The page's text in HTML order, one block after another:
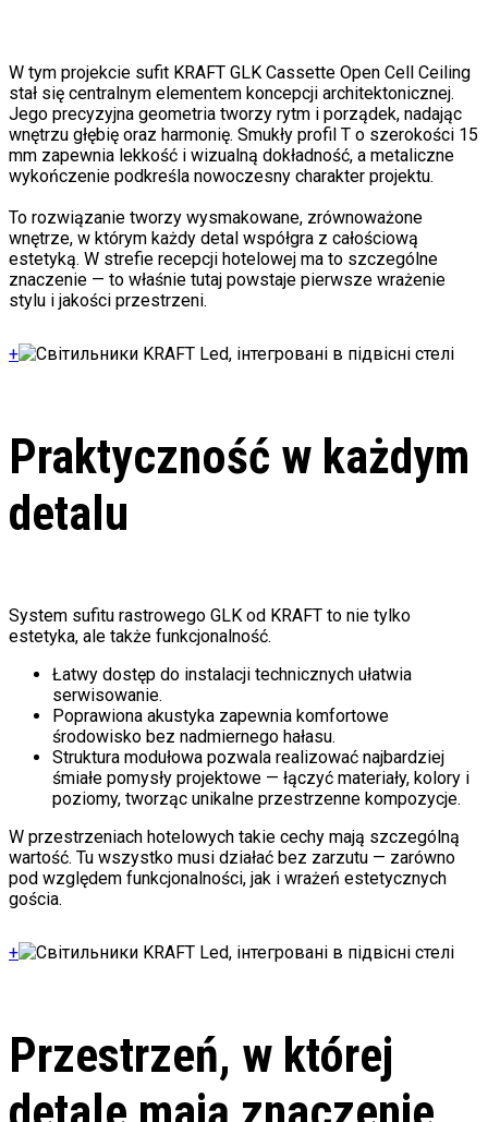
W tym projekcie sufit KRAFT GLK Cassette Open Cell Ceiling
stał się centralnym elementem koncepcji architektonicznej.
Jego precyzyjna geometria tworzy rytm i porządek, nadając
wnętrzu głębię oraz harmonię. Smukły profil T o szerokości 15
mm zapewnia lekkość i wizualną dokładność, a metaliczne
wykończenie podkreśla nowoczesny charakter projektu.
To rozwiązanie tworzy wysmakowane, zrównoważone
wnętrze, w którym każdy detal współgra z całościową
estetyką. W strefie recepcji hotelowej ma to szczególne
znaczenie — to właśnie tutaj powstaje pierwsze wrażenie
stylu i jakości przestrzeni.
+
Praktyczność w każdym
detalu
System sufitu rastrowego GLK od KRAFT to nie tylko
estetyka, ale także funkcjonalność.
Łatwy dostęp do instalacji technicznych ułatwia
serwisowanie.
Poprawiona akustyka zapewnia komfortowe
środowisko bez nadmiernego hałasu.
Struktura modułowa pozwala realizować najbardziej
śmiałe pomysły projektowe — łączyć materiały, kolory i
poziomy, tworząc unikalne przestrzenne kompozycje.
W przestrzeniach hotelowych takie cechy mają szczególną
wartość. Tu wszystko musi działać bez zarzutu — zarówno
pod względem funkcjonalności, jak i wrażeń estetycznych
gościa.
+
Przestrzeń, w której